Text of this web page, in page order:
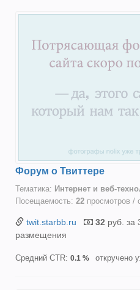
Форум о Твиттере
Тематика: Интернет и веб-
Посещаемость: 22 просмотров /
twit.starbb.ru 32 руб. за
размещения
Средний CTR: 0.1 % откручено